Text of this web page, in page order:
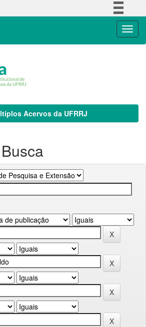
Acervos da UFRRJ